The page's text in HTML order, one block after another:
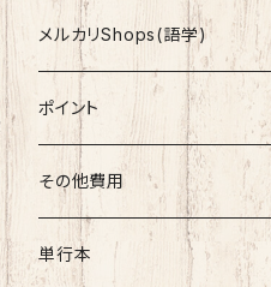
コミック
文庫
その他書籍
書籍以外
メルカリShops(語学)
ポイント
その他費用
単行本